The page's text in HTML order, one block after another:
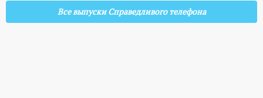
Все выпуски Справедливого телефона